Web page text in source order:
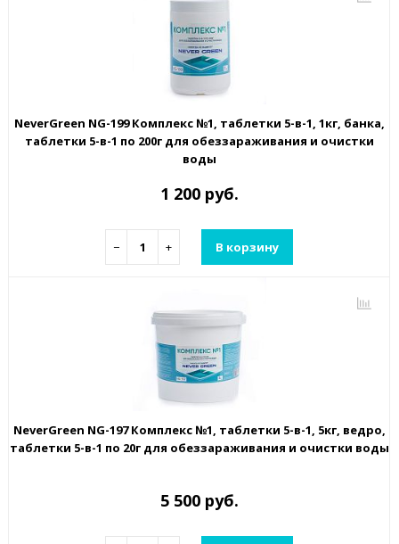
NeverGreen NG-199 Комплекс №1, таблетки 5-в-1, 1кг, банка,
таблетки 5-в-1 по 200г для обеззараживания и очистки
воды
1 200 руб.
− + В корзину
NeverGreen NG-197 Комплекс №1, таблетки 5-в-1, 5кг, ведро,
таблетки 5-в-1 по 20г для обеззараживания и очистки воды
5 500 руб.